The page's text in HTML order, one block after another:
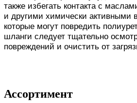
также избегать контакта с
и другими химически активными
которые могут повредить
шланги следует тщательно
повреждений и очистить от
Ассортимент